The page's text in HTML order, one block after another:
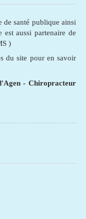
de santé publique ainsi
aussi partenaire de
)
du site pour en savoir
- Chiropracteur